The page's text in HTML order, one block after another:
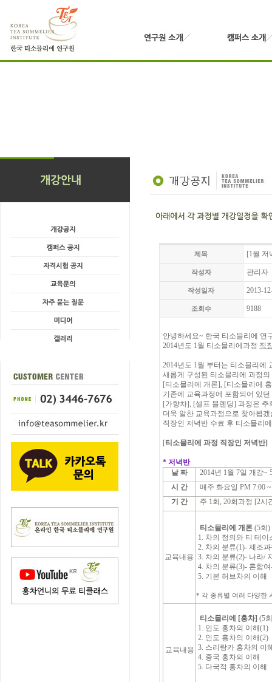
제목 [1월 저
작성자 관리자
작성일자 2013-
조회수 9188
안녕하세요~ 한국 티소믈리에 연
2014년도 1월 티소믈리에과정 직
2014년도 1월 부터는 티소믈리에
새롭게 구성된 티소믈리에 과정
[티소믈리에 개론], [티소믈리에
기존에 교육과정에 포함되어 있던
[가향차], [셀프 블렌딩] 과정은
더욱 알찬 교육과정으로 찾아뵙겠
직장인 저녁반 수료 후 티소믈리
[티소믈리에 과정 직장인 저녁반]
* 저녁반
날 짜
2014년 1월 7일 개강~
시 간
매주 화요일 PM 7:00
기 간
주 1회, 20회과정 [2시
교육내용
티소믈리에 개론 (5회)
1. 차의 정의와 티 테이
2. 차의 분류(1)- 제조
3. 차의 분류(2)- 나라/
4. 차의 분류(3)- 혼합
5. 기본 허브차의 이해
* 각 종류별 여러 다양한
교육내용
티소믈리에 [홍차] (5
1. 인도 홍차의 이해(1)
2. 인도 홍차의 이해(2)
3. 스리랑카 홍차의 이
4. 중국 홍차의 이해
5. 다국적 홍차의 이해